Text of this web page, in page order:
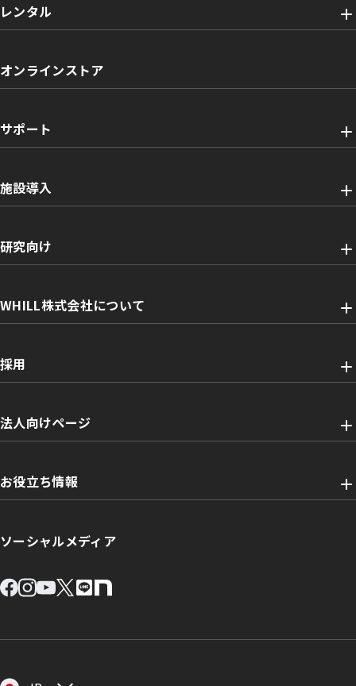
レンタル
オンラインストア
サポート
施設導入
研究向け
WHILL株式会社について
採用
法人向けページ
お役立ち情報
ソーシャルメディア